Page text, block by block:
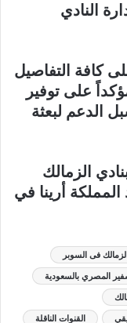
النادي
كافة التفاصيل
على توفير
الدعم لبعثة
الزمالك
المملكة أرينا في
فى السوبر
المصري بالسعودية
القنوات الناقلة